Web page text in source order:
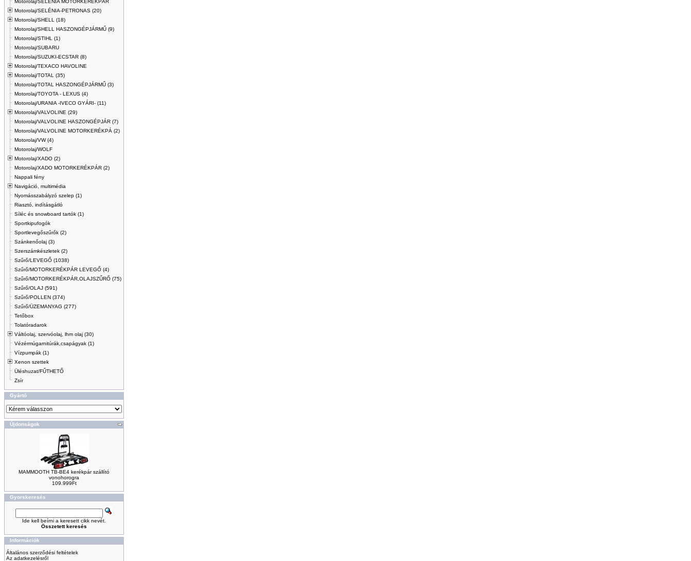
Motorolaj/SELENIA MOTORKERÉKPÁR
Motorolaj/SELÉNIA-PETRONAS (20)
Motorolaj/SHELL (18)
Motorolaj/SHELL HASZONGÉPJÁRMŰ (9)
Motorolaj/STIHL (1)
Motorolaj/SUBARU
Motorolaj/SUZUKI-ECSTAR (8)
Motorolaj/TEXACO HAVOLINE
Motorolaj/TOTAL (35)
Motorolaj/TOTAL HASZONGÉPJÁRMŰ (3)
Motorolaj/TOYOTA - LEXUS (4)
Motorolaj/URANIA -IVECO GYÁRI- (11)
Motorolaj/VALVOLINE (29)
Motorolaj/VALVOLINE HASZONGÉPJÁR (7)
Motorolaj/VALVOLINE MOTORKERÉKPÁ (2)
Motorolaj/VW (4)
Motorolaj/WOLF
Motorolaj/XADO (2)
Motorolaj/XADO MOTORKERÉKPÁR (2)
Nappali fény
Navigáció, multimédia
Nyomásszabályzó szelep (1)
Riasztó, indításgátló
Síléc és snowboard tartók (1)
Sportkipufogók
Sportlevegőszűrők (2)
Szánkenőolaj (3)
Szerszámkészletek (2)
Szűrő/LEVEGŐ (1038)
Szűrő/MOTORKERÉKPÁR LEVEGŐ (4)
Szűrő/MOTORKERÉKPÁR,OLAJSZŰRŐ (75)
Szűrő/OLAJ (591)
Szűrő/POLLEN (374)
Szűrő/ÜZEMANYAG (277)
Tetőbox
Tolatóradarok
Váltóolaj, szervóolaj, lhm olaj (30)
Vézérmúgarnitúrák,csapágyak (1)
Vízpumpák (1)
Xenon szettek
Üléshuzat/FŰTHETŐ
Zsír
Gyártó
Újdonságok
MAMMOOTH TB-BE4 kerékpár szállító
vonohorogra
109.999Ft
Gyorskeresés
Ide kell beírni a keresett cikk nevét.
Összetett keresés
Információk
Általános szerződési feltételek
Az adatkezelésről